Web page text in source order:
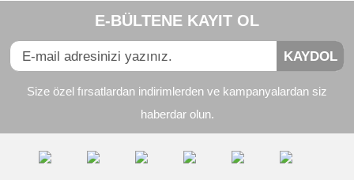
Yorum Yaz
Görüş ve önerileriniz için teşekkür ederiz.
Ürün bilgilerinde hatalar bulunuyor.
Ürün fiyatı diğer sitelerden daha pahalı.
E-BÜLTENE KAYIT OL
KAYDOL
Size özel fırsatlardan indirimlerden ve kampanyalardan siz
haberdar olun.